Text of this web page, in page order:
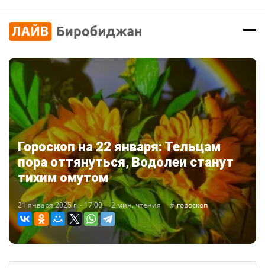
Гороскоп на 22 января: Тельцам
пора оттянуться, Водолеи станут
тихим омутом
21 января 2025 г. - 17:00 2 мин. чтения гороскоп